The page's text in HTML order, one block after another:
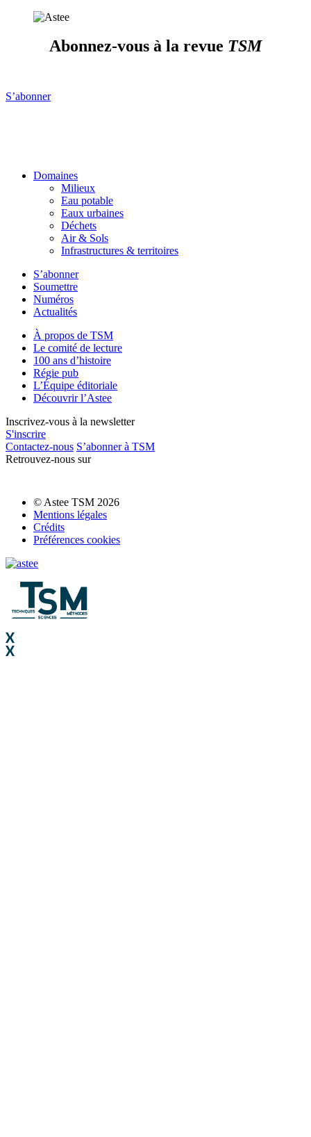
Abonnez-vous à la revue TSM
S’abonner
Domaines
Milieux
Eau potable
Eaux urbaines
Déchets
Air & Sols
Infrastructures & territoires
S’abonner
Soumettre
Numéros
Actualités
À propos de TSM
Le comité de lecture
100 ans d’histoire
Régie pub
L’Équipe éditoriale
Découvrir l’Astee
Inscrivez-vous à la newsletter
S'inscrire
Contactez-nous S’abonner à TSM
Retrouvez-nous sur
© Astee TSM 2026
Mentions légales
Crédits
Préférences cookies